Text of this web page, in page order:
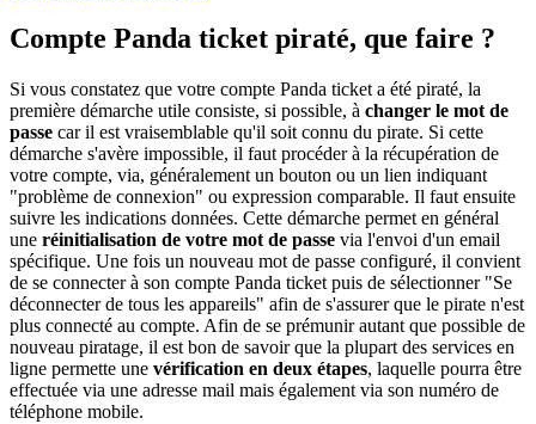
Compte Panda ticket piraté, que faire ?
Si vous constatez que votre compte Panda ticket a été piraté, la
première démarche utile consiste, si possible, à changer le mot de
passe car il est vraisemblable qu'il soit connu du pirate. Si cette
démarche s'avère impossible, il faut procéder à la récupération de
votre compte, via, généralement un bouton ou un lien indiquant
"problème de connexion" ou expression comparable. Il faut ensuite
suivre les indications données. Cette démarche permet en général
une réinitialisation de votre mot de passe via l'envoi d'un email
spécifique. Une fois un nouveau mot de passe configuré, il convient
de se connecter à son compte Panda ticket puis de sélectionner "Se
déconnecter de tous les appareils" afin de s'assurer que le pirate n'est
plus connecté au compte. Afin de se prémunir autant que possible de
nouveau piratage, il est bon de savoir que la plupart des services en
ligne permette une vérification en deux étapes, laquelle pourra être
effectuée via une adresse mail mais également via son numéro de
téléphone mobile.